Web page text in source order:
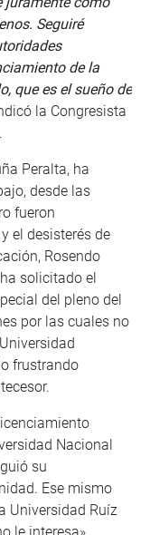
Seguiré
de la
que es el sueño de
la Congresista
Peralta, ha
desde las
fueron
el desisterés de
Rosendo
solicitado el
del pleno del
por las cuales no
frustrando
Nacional
su
Ese mismo
Universidad Ruíz